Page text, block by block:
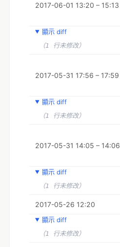
2017-06-01 13:20 – 15:13
顯示 diff
（1 行未修改）
2017-05-31 17:56 – 17:59
顯示 diff
（1 行未修改）
2017-05-31 14:05 – 14:06
顯示 diff
（1 行未修改）
2017-05-26 12:20
顯示 diff
（1 行未修改）